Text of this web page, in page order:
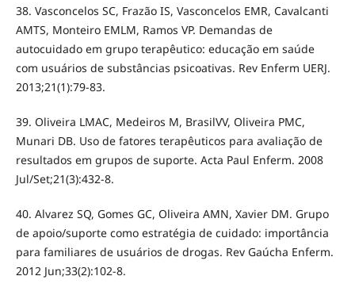
38. Vasconcelos SC, Frazão IS, Vasconcelos EMR, Cavalcanti
AMTS, Monteiro EMLM, Ramos VP. Demandas de
autocuidado em grupo terapêutico: educação em saúde
com usuários de substâncias psicoativas. Rev Enferm UERJ.
2013;21(1):79-83.
39. Oliveira LMAC, Medeiros M, BrasilVV, Oliveira PMC,
Munari DB. Uso de fatores terapêuticos para avaliação de
resultados em grupos de suporte. Acta Paul Enferm. 2008
Jul/Set;21(3):432-8.
40. Alvarez SQ, Gomes GC, Oliveira AMN, Xavier DM. Grupo
de apoio/suporte como estratégia de cuidado: importância
para familiares de usuários de drogas. Rev Gaúcha Enferm.
2012 Jun;33(2):102-8.